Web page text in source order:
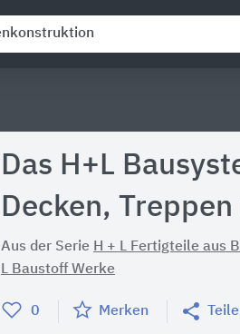
Das H+L
Decken,
Aus der Serie H + L Fertigteile aus
L Baustoff Werke
0 Merken